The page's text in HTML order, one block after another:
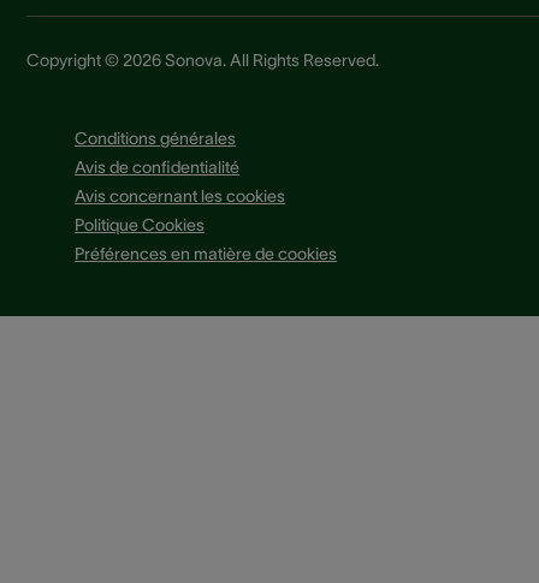
Copyright © 2026 Sonova. All Rights Reserved.
Conditions générales
Avis de confidentialité
Avis concernant les cookies
Politique Cookies
Préférences en matière de cookies